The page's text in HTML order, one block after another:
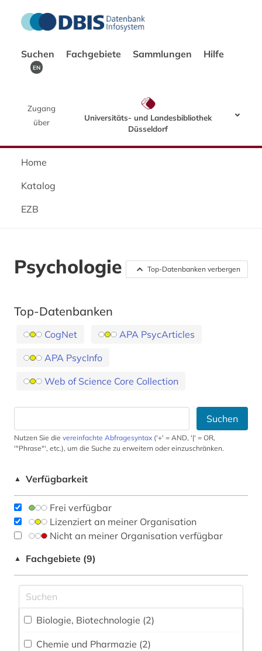
Suchen Fachgebiete Sammlungen Hilfe
EN
Zugang
über
Universitäts- und Landesbibliothek
Düsseldorf
Home
Katalog
EZB
Top-Datenbanken verbergen
Psychologie
Top-Datenbanken
CogNet
APA PsycArticles
APA PsycInfo
Web of Science Core Collection
Suchen
Nutzen Sie die vereinfachte Abfragesyntax ('+' = AND, '|' = OR,
'"Phrase"', etc.), um die Suche zu erweitern oder einzuschränken.
▲ Verfügbarkeit
Frei verfügbar
Lizenziert an meiner Organisation
Nicht an meiner Organisation verfügbar
▲ Fachgebiete (9)
Biologie, Biotechnologie (2)
Chemie und Pharmazie (2)